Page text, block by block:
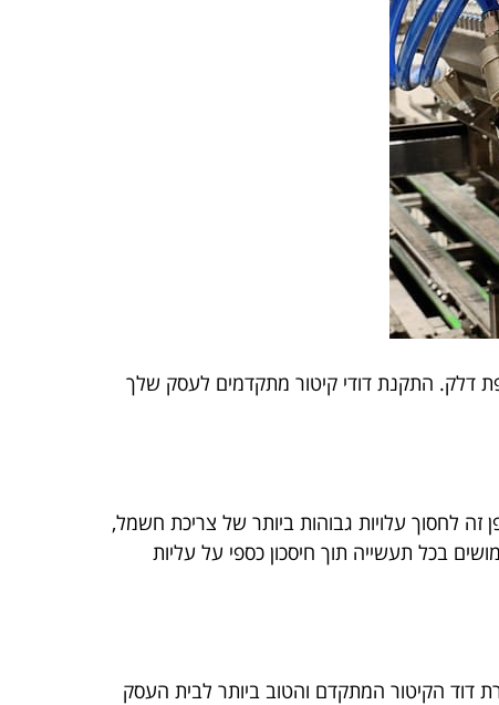
דלק. התקנת דודי קיטור מתקדמים לעסק שלך
זה לחסוך עלויות גבוהות ביותר של צריכת חשמל,
בכל תעשייה תוך חיסכון כספי על עליות
דוד הקיטור המתקדם והטוב ביותר לבית העסק